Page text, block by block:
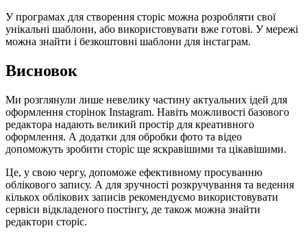
У програмах для створення сторіс можна розробляти свої
унікальні шаблони, або використовувати вже готові. У мережі
можна знайти і безкоштовні шаблони для інстаграм.
Висновок
Ми розглянули лише невелику частину актуальних ідей для
оформлення сторінок Instagram. Навіть можливості базового
редактора надають великий простір для креативного
оформлення. А додатки для обробки фото та відео
допоможуть зробити сторіс ще яскравішими та цікавішими.
Це, у свою чергу, допоможе ефективному просуванню
облікового запису. А для зручності розкручування та ведення
кількох облікових записів рекомендуємо використовувати
сервіси відкладеного постінгу, де також можна знайти
редактори сторіс.